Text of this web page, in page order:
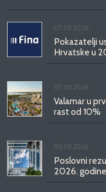
07.08.2026.
Pokazatelji
Hrvatske u
07.08.2026.
Valamar u
rast od 10%
06.08.2026.
Poslovni
2026. godine